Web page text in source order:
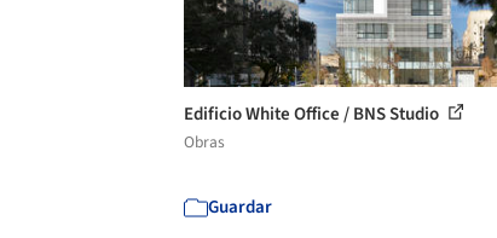
Edificio White Office / BNS Studio
Obras
Guardar